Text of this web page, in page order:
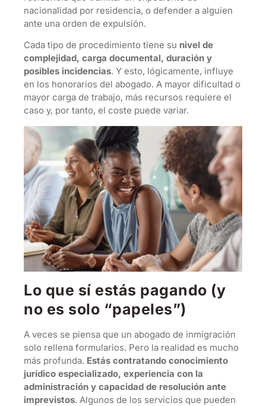
nacionalidad por residencia, o defender a alguien
ante una orden de expulsión.
Cada tipo de procedimiento tiene su nivel de
complejidad, carga documental, duración y
posibles incidencias. Y esto, lógicamente, influye
en los honorarios del abogado. A mayor dificultad o
mayor carga de trabajo, más recursos requiere el
caso y, por tanto, el coste puede variar.
Lo que sí estás pagando (y
no es solo “papeles”)
A veces se piensa que un abogado de inmigración
solo rellena formularios. Pero la realidad es mucho
más profunda. Estás contratando conocimiento
jurídico especializado, experiencia con la
administración y capacidad de resolución ante
imprevistos. Algunos de los servicios que pueden